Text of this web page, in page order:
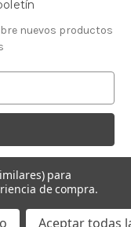
nuevos productos
para
de compra.
Aceptar todas